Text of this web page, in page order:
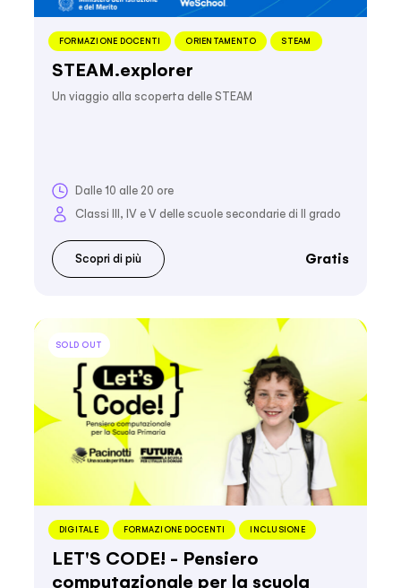
FORMAZIONE DOCENTI ORIENTAMENTO STEAM
STEAM.explorer
Un viaggio alla scoperta delle STEAM
Dalle 10 alle 20 ore
Classi III, IV e V delle scuole secondarie di II grado
Scopri di più Gratis
SOLD OUT
DIGITALE FORMAZIONE DOCENTI INCLUSIONE
LET'S CODE! - Pensiero
computazionale per la scuola